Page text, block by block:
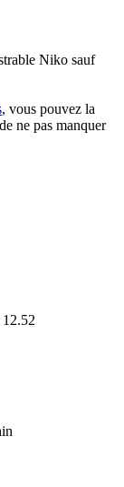
Niko sauf
, vous pouvez la
ne pas manquer